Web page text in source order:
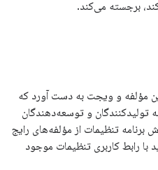
برجسته می‌کند.
چندین مؤلفه و ویجت به دست آورد که
تولیدکنندگان و توسعه‌دهندگان
تنظیمات از مؤلفه‌های رایج
با رابط کاربری تنظیمات موجود